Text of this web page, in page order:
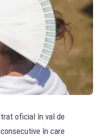
oficial în val de
în care